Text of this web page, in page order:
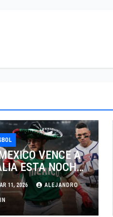
VENCE A
ESTA NOCHE
A USA, DEL
DE
2026
11, 2026 ALEJANDRO